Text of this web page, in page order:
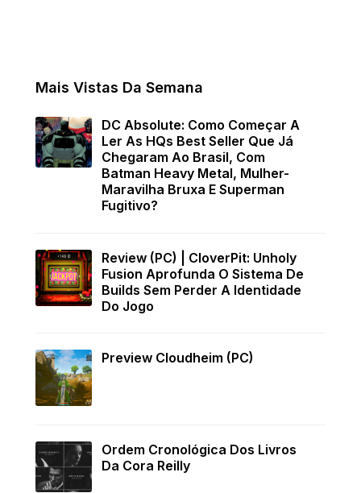
Mais Vistas Da Semana
DC Absolute: Como Começar A
Ler As HQs Best Seller Que Já
Chegaram Ao Brasil, Com
Batman Heavy Metal, Mulher-
Maravilha Bruxa E Superman
Fugitivo?
Review (PC) | CloverPit: Unholy
Fusion Aprofunda O Sistema De
Builds Sem Perder A Identidade
Do Jogo
Preview Cloudheim (PC)
Ordem Cronológica Dos Livros
Da Cora Reilly